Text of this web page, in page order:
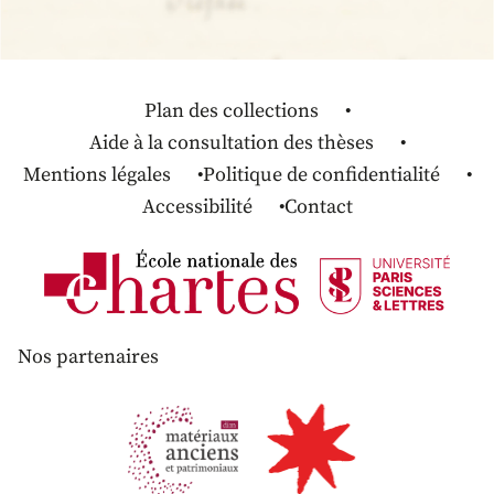
Plan des collections
Aide à la consultation des thèses
Mentions légales
Politique de confidentialité
Accessibilité
Contact
Nos partenaires